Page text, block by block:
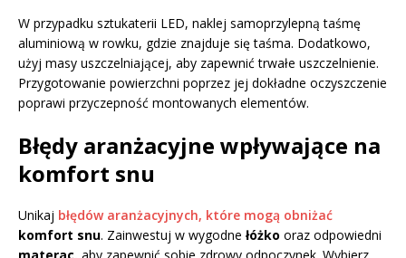
W przypadku sztukaterii LED, naklej samoprzylepną taśmę
aluminiową w rowku, gdzie znajduje się taśma. Dodatkowo,
użyj masy uszczelniającej, aby zapewnić trwałe uszczelnienie.
Przygotowanie powierzchni poprzez jej dokładne oczyszczenie
poprawi przyczepność montowanych elementów.
Błędy aranżacyjne wpływające na
komfort snu
Unikaj błędów aranżacyjnych, które mogą obniżać
komfort snu. Zainwestuj w wygodne łóżko oraz odpowiedni
materac, aby zapewnić sobie zdrowy odpoczynek. Wybierz